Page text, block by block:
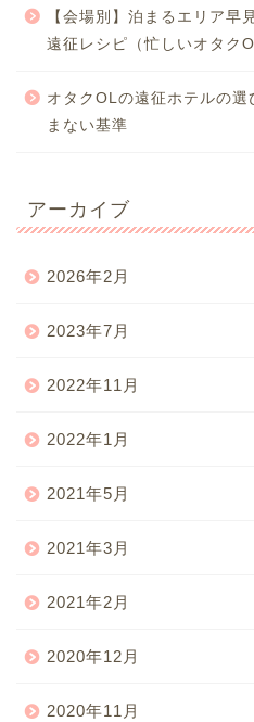
【会場別】泊まるエリア早
遠征レシピ（忙しいオタク
オタクOLの遠征ホテルの
まない基準
アーカイブ
2026年2月
2023年7月
2022年11月
2022年1月
2021年5月
2021年3月
2021年2月
2020年12月
2020年11月